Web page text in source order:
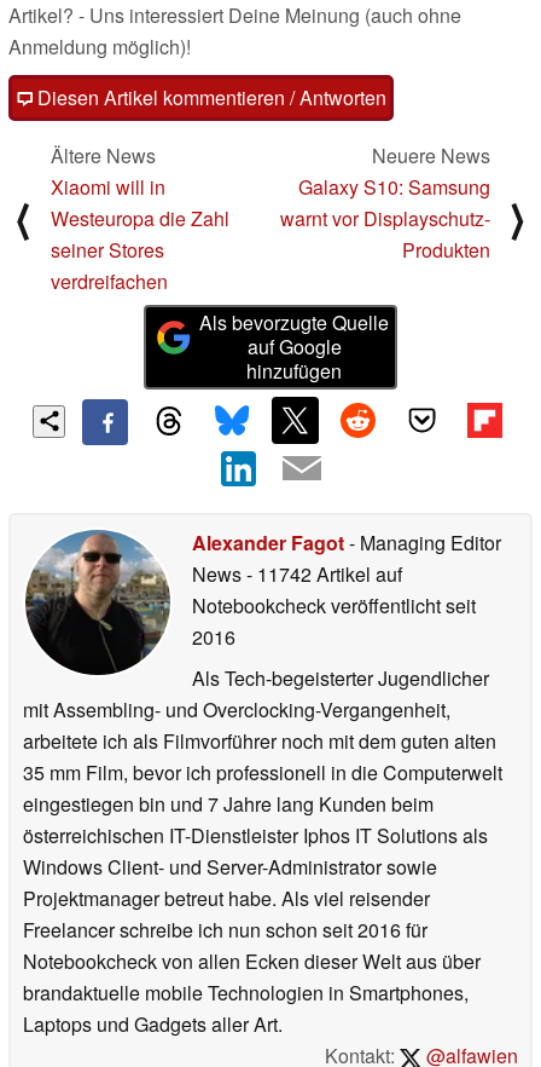
Artikel? - Uns interessiert Deine Meinung (auch ohne
Anmeldung möglich)!
Diesen Artikel kommentieren / Antworten
⟨
Ältere News
Xiaomi will in
Westeuropa die Zahl
seiner Stores
verdreifachen
Neuere News
Galaxy S10: Samsung
warnt vor Displayschutz-
Produkten
⟩
Als bevorzugte Quelle
auf Google
hinzufügen
Alexander Fagot- Managing Editor
News- 11742 Artikel auf
Notebookcheck veröffentlichtseit
2016
Als Tech-begeisterter Jugendlicher
mit Assembling- und Overclocking-Vergangenheit,
arbeitete ich als Filmvorführer noch mit dem guten alten
35 mm Film, bevor ich professionell in die Computerwelt
eingestiegen bin und 7 Jahre lang Kunden beim
österreichischen IT-Dienstleister Iphos IT Solutions als
Windows Client- und Server-Administrator sowie
Projektmanager betreut habe. Als viel reisender
Freelancer schreibe ich nun schon seit 2016 für
Notebookcheck von allen Ecken dieser Welt aus über
brandaktuelle mobile Technologien in Smartphones,
Laptops und Gadgets aller Art.
Kontakt:
@alfawien